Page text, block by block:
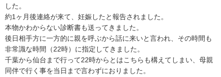
した。
約1ヶ月後連絡が来て、妊娠したと報告されました。
本物かわからない診断書も送ってきました。
後日相手方に一方的に親を呼ぶから話に来いと言われ、その時間も
非常識な時間（22時）に指定してきました。
千葉から仙台まで行って22時からとはこちらも構えてしまい、母親
同伴で行く事を当日まで言わずにおりました。